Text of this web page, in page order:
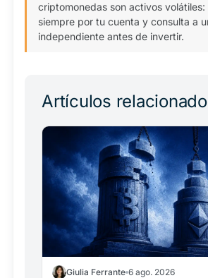
criptomonedas son activos volátiles:
siempre por tu cuenta y consulta a
independiente antes de invertir.
Artículos
Giulia Ferrante 6 ago. 2026